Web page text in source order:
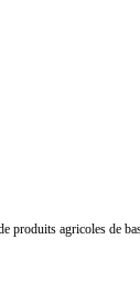
produits agricoles de